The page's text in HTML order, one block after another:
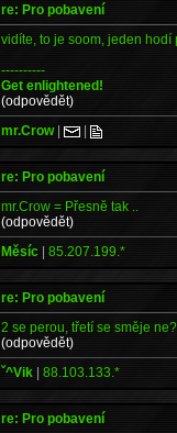
re: Pro pobavení
vidíte, to je soom, jeden
----------
Get enlightened!
(odpovědět)
mr.Crow| |
re: Pro pobavení
mr.Crow = Přesně tak ..
(odpovědět)
Měsíc |85.207.199.*
re: Pro pobavení
2 se perou, třetí se směje
(odpovědět)
ˇ^Vik |88.103.133.*
re: Pro pobavení